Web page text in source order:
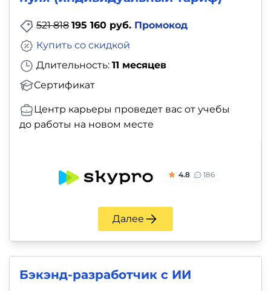
521 818 195 160 руб. Промокод
Длительность: 11 месяцев
Сертификат
Купить со скидкой
Центр карьеры проведет вас от учебы
до работы на новом месте
4.8 186
Далее
Бэкэнд-разработчик с ИИ